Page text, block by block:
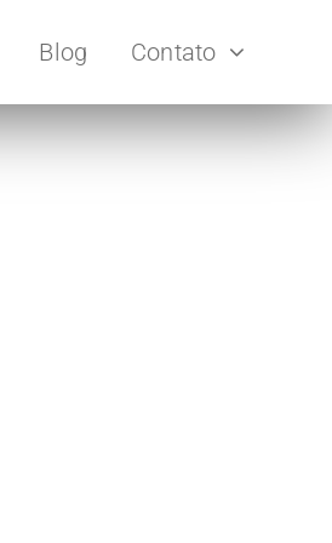
Blog Contato